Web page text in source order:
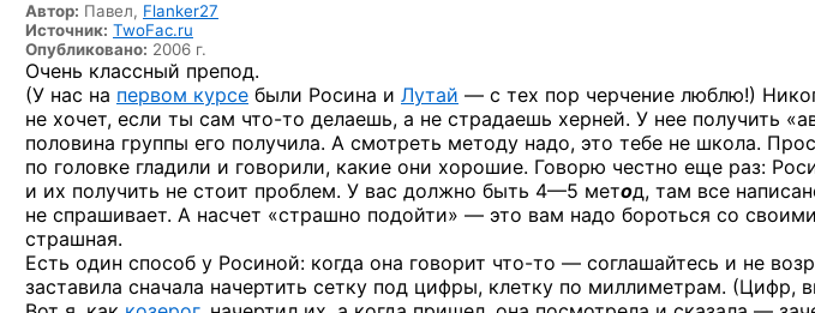
Автор: Павел, Flanker27
Источник: TwoFac.ru
Опубликовано: 2006 г.
Очень классный препод.
(У нас на первом курсе были Росина и Лутай — с тех пор черчение люблю!)
не хочет, если ты сам что-то делаешь, а не страдаешь херней. У нее получить
половина группы его получила. А смотреть методу надо, это тебе не школа.
по головке гладили и говорили, какие они хорошие. Говорю честно еще раз:
и их получить не стоит проблем. У вас должно быть 4—5 метод, там все
не спрашивает. А насчет «страшно подойти» — это вам надо бороться со
страшная.
Есть один способ у Росиной: когда она говорит что-то — соглашайтесь и не
заставила сначала начертить сетку под цифры, клетку по миллиметрам. (Цифр,